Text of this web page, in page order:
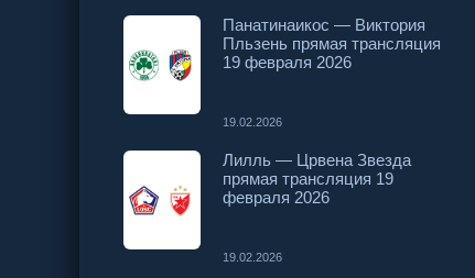
Панатинаикос — Виктория
Пльзень прямая трансляция
19 февраля 2026
19.02.2026
Лилль — Црвена Звезда
прямая трансляция 19
февраля 2026
19.02.2026